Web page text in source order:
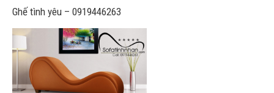
Ghế tình yêu – 0919446263